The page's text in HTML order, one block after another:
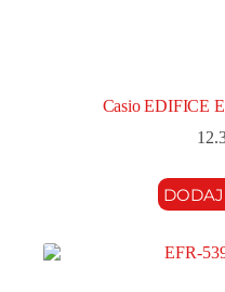
Casio EDIFICE